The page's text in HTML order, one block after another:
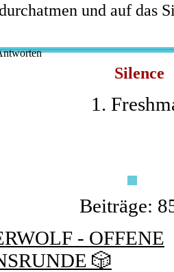
und auf das
Silence
1.
Beiträge:
- OFFENE
🎲